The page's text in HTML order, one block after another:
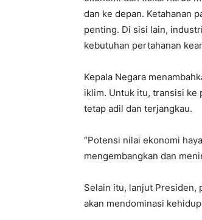
dan ke depan. Ketahanan
penting. Di sisi lain,
kebutuhan pertahanan
Kepala Negara
iklim. Untuk itu, transisi ke
tetap adil dan terjangkau.
“Potensi nilai ekonomi
mengembangkan dan
Selain itu, lanjut Presiden,
akan mendominasi